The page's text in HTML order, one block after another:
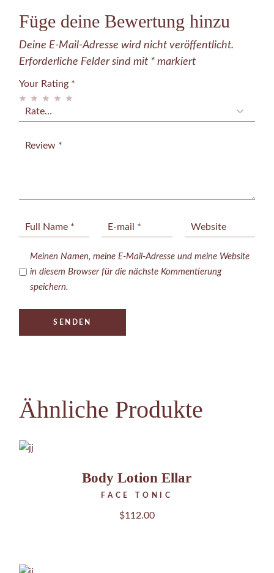
Füge deine Bewertung hinzu
Deine E-Mail-Adresse wird nicht veröffentlicht.
Erforderliche Felder sind mit * markiert
Your Rating *
Meinen Namen, meine E-Mail-Adresse und meine Website
in diesem Browser für die nächste Kommentierung
speichern.
SENDEN
Ähnliche Produkte
Body Lotion Ellar
FACE TONIC
$112.00